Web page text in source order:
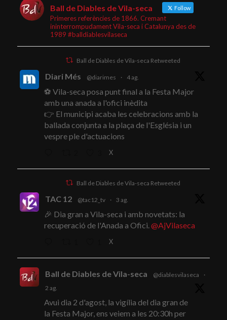
Ball de Diables de Vila-seca Follow
Primeres referències de 1866. Cremant
ininterrompudament Vila-seca i Catalunya des de
1989 #balldiablesvilaseca
Ball de Diables de Vila-seca Retweeted
Diari Més @diarimes · 4 ag.
⚽ Vila-seca posa punt final a la Festa Major
amb una anada a l'ofici inèdita
👉 El municipi acaba les celebracions amb la
ballada conjunta a la plaça de l'Església i un
vespre ple d'actuacions
X
Ball de Diables de Vila-seca Retweeted
TAC 12 @tac12_tv · 3 ag.
🎉 Dia gran a Vila-seca i amb novetats: la
recuperació de l'Anada a Ofici.@AjVilaseca
X
Ball de Diables de Vila-seca @diablesvilaseca
·
2 ag.
Avui dia 2 d'agost, la vigília del dia gran de
la Festa Major, ens veiem a les 20:30h per